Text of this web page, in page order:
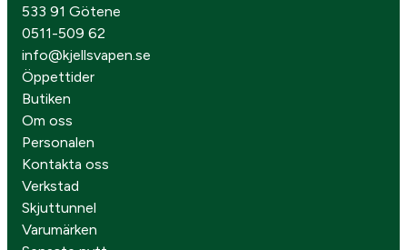
533 91 Götene
0511-509 62
info@kjellsvapen.se
Öppettider
Butiken
Om oss
Personalen
Kontakta oss
Verkstad
Skjuttunnel
Varumärken